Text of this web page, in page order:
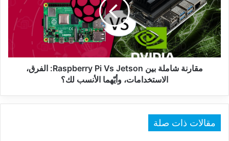
Raspberry
Pi
Vs
الفرق،
الاستخدامات،
مقارنة شاملة بين Raspberry Pi Vs Jetson: الفرق،
الاستخدامات، وأيّهما الأنسب لك؟
مقالات ذات صلة